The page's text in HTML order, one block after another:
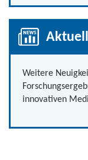
Weitere
innovativen